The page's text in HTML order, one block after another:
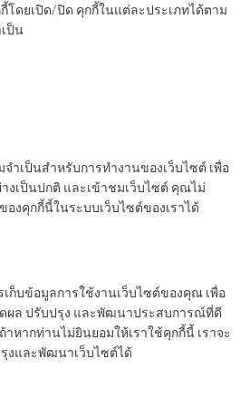
โดยเปิด/ปิด คุกกี้ในแต่ละประเภทได้ตาม
ป็น
ำเป็นสำหรับการทำงานของเว็บไซต์ เพื่อ
งเป็นปกติ และเข้าชมเว็บไซต์ คุณไม่
งคุกกี้นี้ในระบบเว็บไซต์ของเราได้
เก็บข้อมูลการใช้งานเว็บไซต์ของคุณ เพื่อ
ผล ปรับปรุง และพัฒนาประสบการณ์ที่ดี
าหากท่านไม่ยินยอมให้เราใช้คุกกี้นี้ เราจะ
งและพัฒนาเว็บไซต์ได้